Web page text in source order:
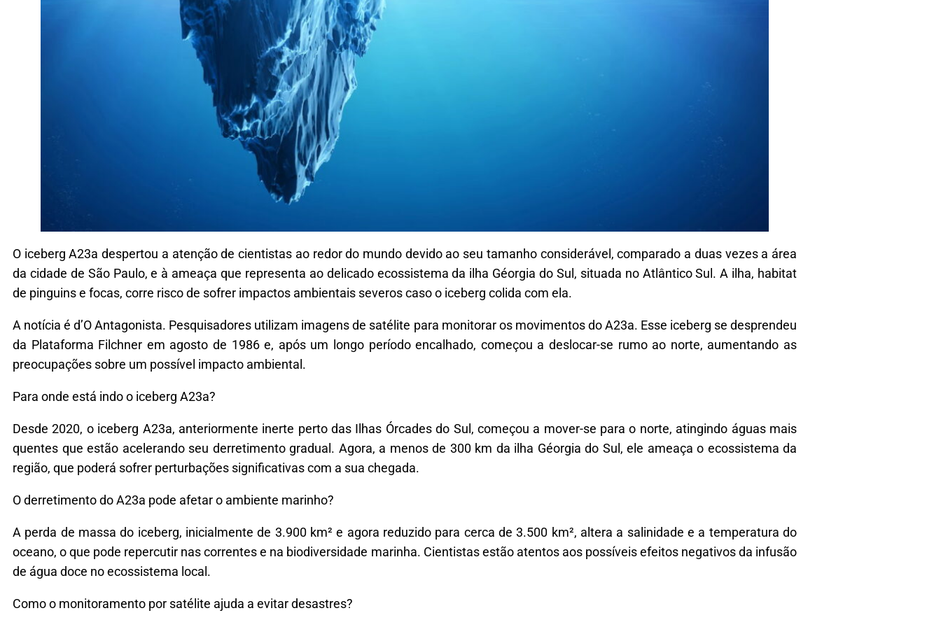
O iceberg A23a despertou a atenção de cientistas ao redor do mundo devido ao seu tamanho considerável, comparado a duas vezes a área
da cidade de São Paulo, e à ameaça que representa ao delicado ecossistema da ilha Géorgia do Sul, situada no Atlântico Sul. A ilha, habitat
de pinguins e focas, corre risco de sofrer impactos ambientais severos caso o iceberg colida com ela.
A notícia é d’O Antagonista. Pesquisadores utilizam imagens de satélite para monitorar os movimentos do A23a. Esse iceberg se desprendeu
da Plataforma Filchner em agosto de 1986 e, após um longo período encalhado, começou a deslocar-se rumo ao norte, aumentando as
preocupações sobre um possível impacto ambiental.
Para onde está indo o iceberg A23a?
Desde 2020, o iceberg A23a, anteriormente inerte perto das Ilhas Órcades do Sul, começou a mover-se para o norte, atingindo águas mais
quentes que estão acelerando seu derretimento gradual. Agora, a menos de 300 km da ilha Géorgia do Sul, ele ameaça o ecossistema da
região, que poderá sofrer perturbações significativas com a sua chegada.
O derretimento do A23a pode afetar o ambiente marinho?
A perda de massa do iceberg, inicialmente de 3.900 km² e agora reduzido para cerca de 3.500 km², altera a salinidade e a temperatura do
oceano, o que pode repercutir nas correntes e na biodiversidade marinha. Cientistas estão atentos aos possíveis efeitos negativos da infusão
de água doce no ecossistema local.
Como o monitoramento por satélite ajuda a evitar desastres?